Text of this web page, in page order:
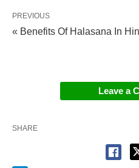
PREVIOUS
« Benefits Of Halasana In
Leave a
SHARE